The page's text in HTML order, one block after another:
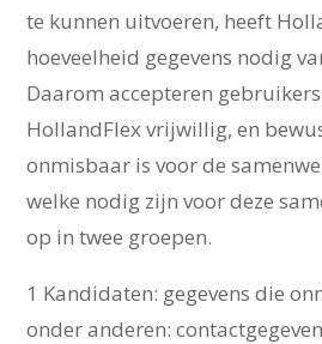
te kunnen uitvoeren, heeft
hoeveelheid gegevens nodig
Daarom accepteren
HollandFlex vrijwillig, en
onmisbaar is voor de
welke nodig zijn voor deze
op in twee groepen.
1 Kandidaten: gegevens die
onder anderen: